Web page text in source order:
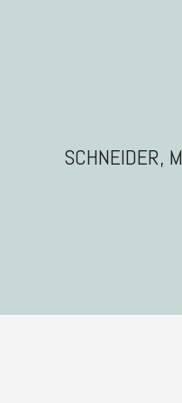
SCHNEIDER,